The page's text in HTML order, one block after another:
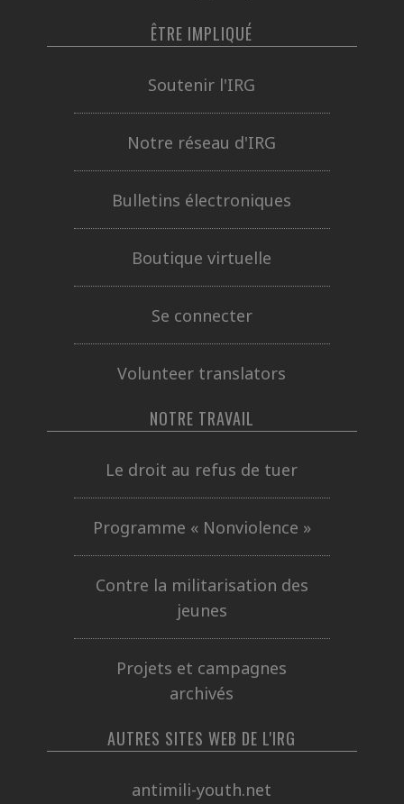
ÊTRE IMPLIQUÉ
Soutenir l'IRG
Notre réseau d'IRG
Bulletins électroniques
Boutique virtuelle
Se connecter
Volunteer translators
NOTRE TRAVAIL
Le droit au refus de tuer
Programme « Nonviolence »
Contre la militarisation des
jeunes
Projets et campagnes
archivés
AUTRES SITES WEB DE L'IRG
antimili-youth.net